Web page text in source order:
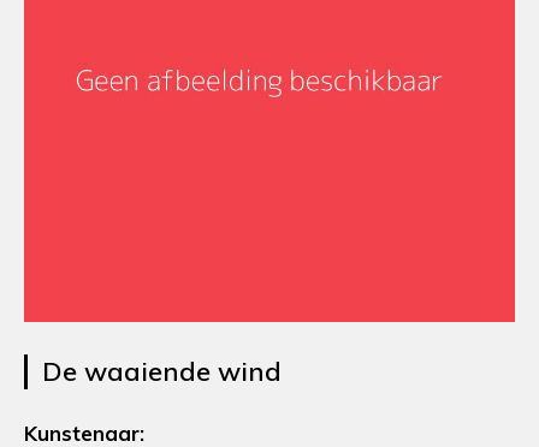
De waaiende wind
Kunstenaar: